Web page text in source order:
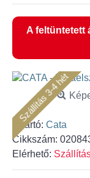
A feltüntetett
Szállítás 3-4 hét
Gyártó: Cata
Cikkszám:
Elérhető: